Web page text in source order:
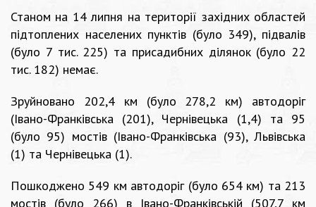
Станом на 14 липня на території західних областей
підтоплених населених пунктів (було 349), підвалів
(було 7 тис. 225) та присадибних ділянок (було 22
тис. 182) немає.
Зруйновано 202,4 км (було 278,2 км) автодоріг
(Івано-Франківська (201), Чернівецька (1,4) та 95
(було 95) мостів (Івано-Франківська (93), Львівська
(1) та Чернівецька (1).
Пошкоджено 549 км автодоріг (було 654 км) та 213
мостів (було 266) в Івано-Франківській (507,7 км